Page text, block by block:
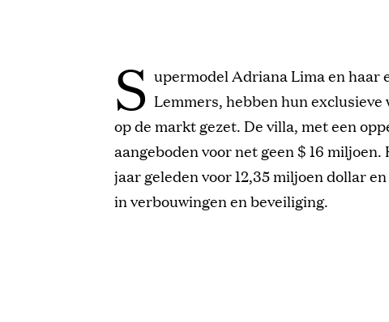
S upermodel Adriana Lima en
Lemmers, hebben hun
op de markt gezet. De villa, met een
aangeboden voor net geen $ 16
jaar geleden voor 12,35 miljoen dollar
in verbouwingen en beveiliging.